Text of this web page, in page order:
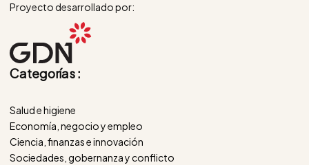
Proyecto desarrollado por:
Categorías :
Salud e higiene
Economía, negocio y empleo
Ciencia, finanzas e innovación
Sociedades, gobernanza y conflicto